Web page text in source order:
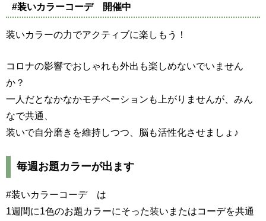
#装いカラーコーデ 開催中
装いカラーの力でアクティブに楽しもう！
コロナの影響でおしゃれも外出も楽しめないでいません
か？
一人だとなかなかモチベーションも上がりませんが、みん
なで共通、
装いで自分磨きを維持しつつ、脳も活性化させましょ♪
毎週お題カラーが出ます
#装いカラーコーデ は
1週間に1色のお題カラーにそった装いまたはコーデを共通